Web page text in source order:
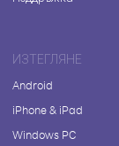
ИЗТЕГЛЯНЕ
Android
iPhone & iPad
Windows PC